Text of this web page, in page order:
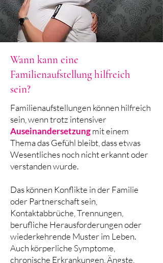
Wann kann eine
Familienaufstellung hilfreich
sein?
Familienaufstellungen können hilfreich
sein, wenn trotz intensiver
Auseinandersetzungmit einem
Thema das Gefühl bleibt, dass etwas
Wesentliches noch nicht erkannt oder
verstanden wurde.
Das können Konflikte in der Familie
oder Partnerschaft sein,
Kontaktabbrüche, Trennungen,
berufliche Herausforderungen oder
wiederkehrende Muster im Leben.
Auch körperliche Symptome,
chronische Erkrankungen, Ängste,